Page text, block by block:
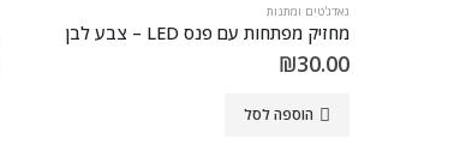
גאדג'טים ומתנות
מחזיק מפתחות עם פנס LED – צבע לבן
₪30.00
הוספה לסל